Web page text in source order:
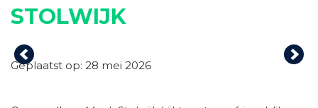
STOLWIJK
Previous
Geplaatst op: 28 mei 2026